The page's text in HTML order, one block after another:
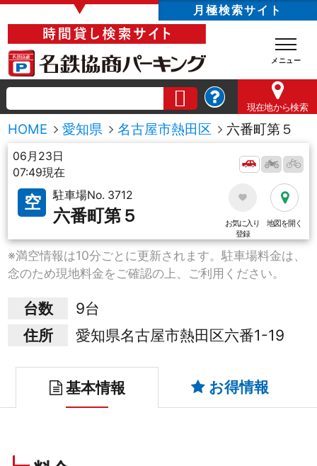
▼ 月極検索サイト
現在地から検索
HOME 愛知県 名古屋市熱田区 六番町第５
06月23日
07:49現在
空 駐車場No. 3712
六番町第５
お気に入り
登録
地図を開く
※満空情報は10分ごとに更新されます。駐車場料金は、
念のため現地料金をご確認の上、ご利用ください。
台数
9台
住所
愛知県名古屋市熱田区六番1-19
基本情報 お得情報